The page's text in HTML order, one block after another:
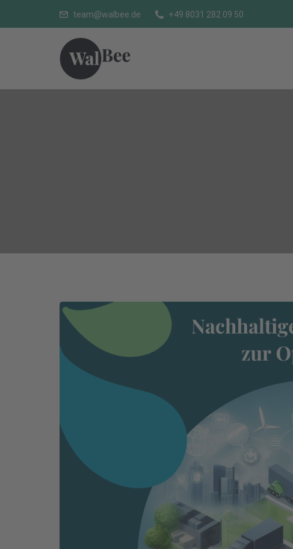
team@walbee.de +49 8031 282 09 50